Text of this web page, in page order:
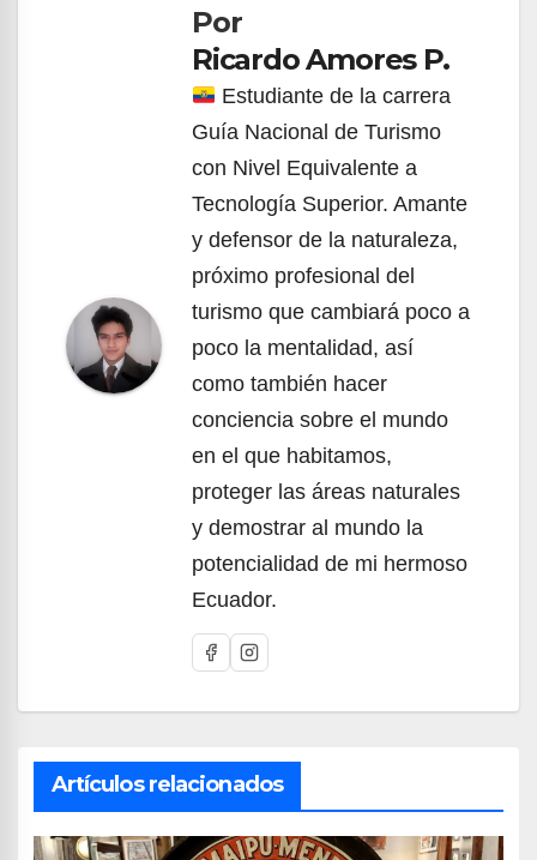
entradasPor
Ricardo Amores P.
Estudiante de la carrera
Guía Nacional de Turismo
con Nivel Equivalente a
Tecnología Superior. Amante
y defensor de la naturaleza,
próximo profesional del
turismo que cambiará poco a
poco la mentalidad, así
como también hacer
conciencia sobre el mundo
en el que habitamos,
proteger las áreas naturales
y demostrar al mundo la
potencialidad de mi hermoso
Ecuador.
Artículos relacionados